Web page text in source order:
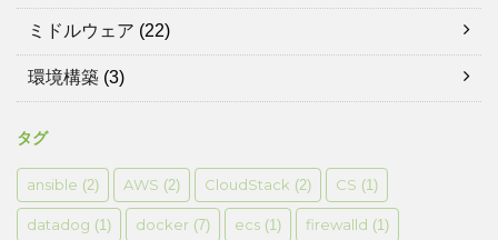
ミドルウェア (22)
環境構築 (3)
タグ
ansible (2) AWS (2) CloudStack (2) CS (1)
datadog (1) docker (7) ecs (1) firewalld (1)